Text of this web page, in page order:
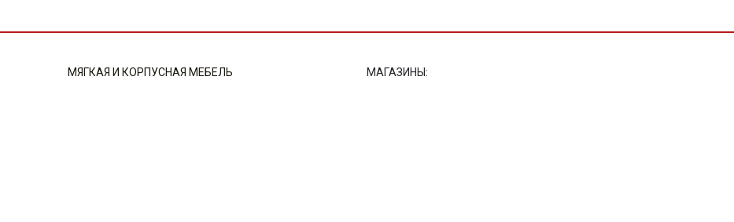
МЯГКАЯ И КОРПУСНАЯ МЕБЕЛЬ
МАГАЗИНЫ: